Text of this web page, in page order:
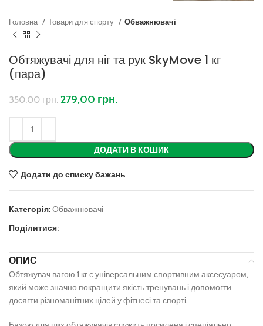
Головна Товари для спорту Обважнювачі
Обтяжувачі для ніг та рук SkyMove 1 кг
(пара)
350,00грн. 279,00 грн.
ДОДАТИ В КОШИК
Додати до списку бажань
Категорія:Обважнювачі
Поділитися:
ОПИС
Обтяжувач вагою 1 кг є універсальним спортивним аксесуаром,
який може значно покращити якість тренувань і допомогти
досягти різноманітних цілей у фітнесі та спорті.